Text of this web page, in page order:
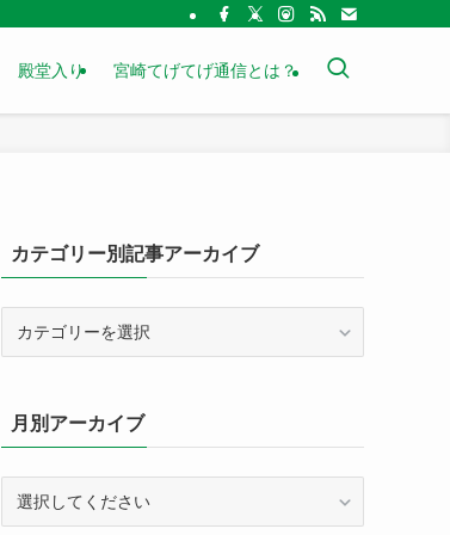
殿堂入り 宮崎てげてげ通信とは？
カテゴリー別記事アーカイブ
ー
別
記
ア
月別アーカイブ